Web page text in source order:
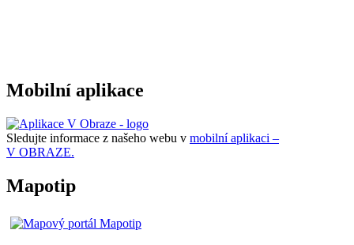
Mobilní aplikace
Sledujte informace z našeho webu v mobilní aplikaci –
V OBRAZE.
Mapotip